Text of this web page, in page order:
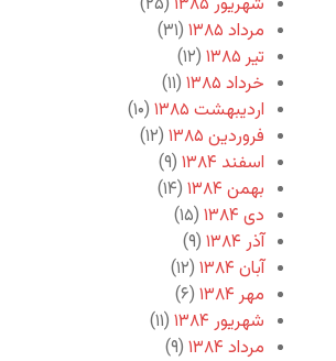
مرداد ۱۳۸۵
(۳۱)
تیر ۱۳۸۵
(۱۲)
خرداد ۱۳۸۵
(۱۱)
اردیبهشت ۱۳۸۵
(۱۰)
فروردین ۱۳۸۵
(۱۲)
اسفند ۱۳۸۴
(۹)
بهمن ۱۳۸۴
(۱۴)
دی ۱۳۸۴
(۱۵)
آذر ۱۳۸۴
(۹)
آبان ۱۳۸۴
(۱۲)
مهر ۱۳۸۴
(۶)
شهریور ۱۳۸۴
(۱۱)
مرداد ۱۳۸۴
(۹)